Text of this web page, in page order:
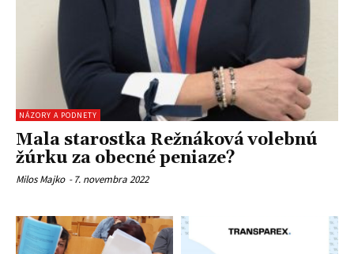
NÁZORY A PODNETY
Mala starostka Režnáková volebnú
žúrku za obecné peniaze?
Milos Majko - 7. novembra 2022